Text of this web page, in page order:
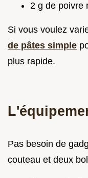
2 g de poivre
Si vous voulez
de pâtes simple
plus rapide.
Pas besoin de
couteau et deux